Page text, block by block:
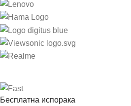
Бесплатна испорака